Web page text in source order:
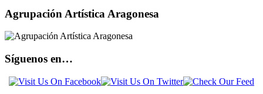
Agrupación Artística Aragonesa
Síguenos en…